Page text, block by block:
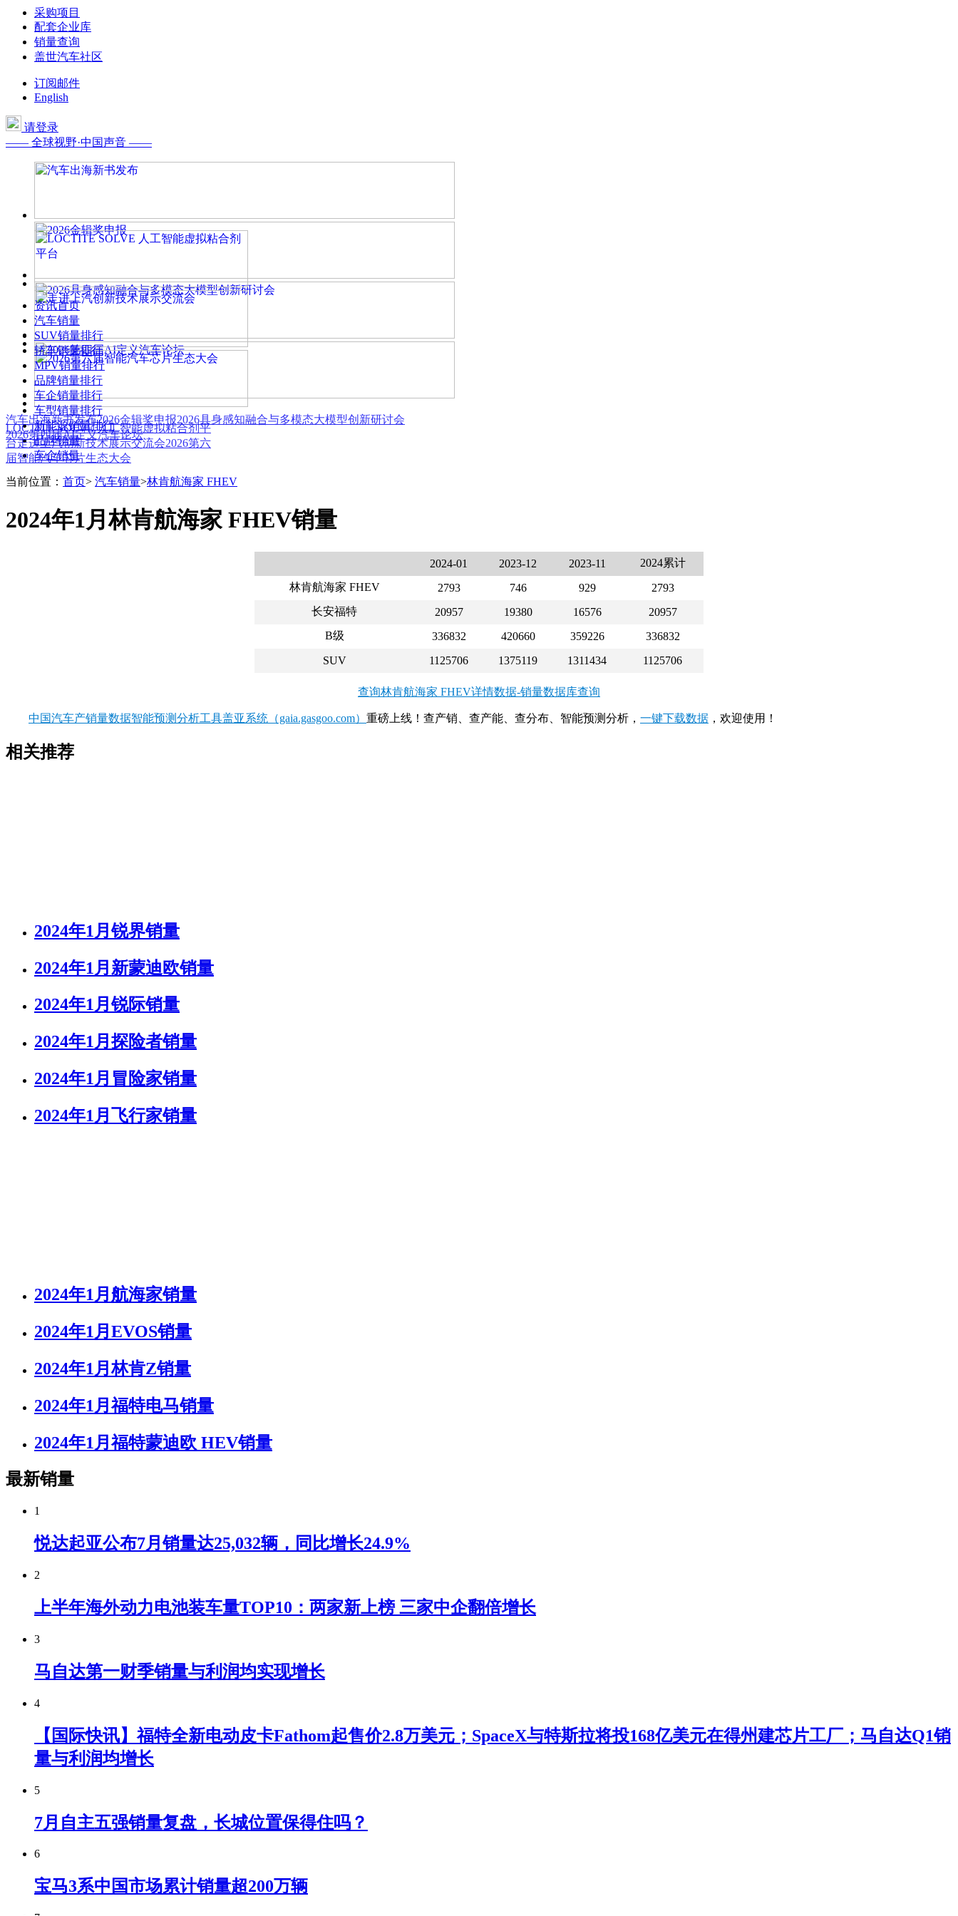
采购项目
配套企业库
销量查询
盖世汽车社区
订阅邮件
English
请登录
—— 全球视野·中国声音 ——
汽车出海新书发布2026金辑奖申报2026具身感知融合与多模态大模型创新研讨会
2026第四届AI定义汽车论坛
LOCTITE SOLVE 人工智能虚拟粘合剂平
台走进上汽创新技术展示交流会2026第六
届智能汽车芯片生态大会
资讯首页
汽车销量
SUV销量排行
轿车销量排行
MPV销量排行
品牌销量排行
车企销量排行
车型销量排行
新能源销量排行
品牌销量
车企销量
当前位置： 首页> 汽车销量>林肯航海家 FHEV
2024年1月林肯航海家 FHEV销量
2024-01 2023-12 2023-11
2024累计
林肯航海家 FHEV
2793 746 929
2793
长安福特
20957 19380 16576
20957
B级
336832 420660 359226
336832
SUV
1125706 1375119 1311434 1125706
查询林肯航海家 FHEV详情数据-销量数据库查询
中国汽车产销量数据智能预测分析工具盖亚系统（gaia.gasgoo.com） 重磅上线！查产销、查产能、查分布、智能预测分析， 一键下载数据 ，欢迎使用！
相关推荐
2024年1月锐界销量
2024年1月新蒙迪欧销量
2024年1月锐际销量
2024年1月探险者销量
2024年1月冒险家销量
2024年1月飞行家销量
2024年1月航海家销量
2024年1月EVOS销量
2024年1月林肯Z销量
2024年1月福特电马销量
2024年1月福特蒙迪欧 HEV销量
最新销量
1
悦达起亚公布7月销量达25,032辆，同比增长24.9%
2
上半年海外动力电池装车量TOP10：两家新上榜 三家中企翻倍增长
3
马自达第一财季销量与利润均实现增长
4
【国际快讯】福特全新电动皮卡Fathom起售价2.8万美元；SpaceX与特斯拉将投168亿美元在得州建芯片工厂；马自达Q1销
量与利润均增长
5
7月自主五强销量复盘，长城位置保得住吗？
6
宝马3系中国市场累计销量超200万辆